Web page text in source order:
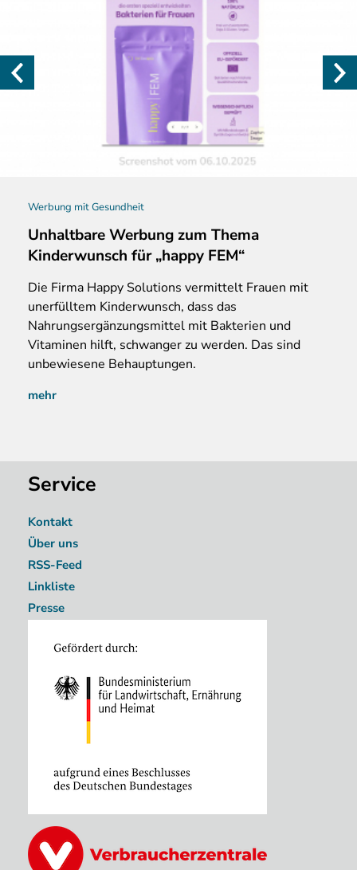
Werbung mit Gesundheit
Unhaltbare Werbung zum Thema
Kinderwunsch für „happy FEM“
Die Firma Happy Solutions vermittelt Frauen mit
unerfülltem Kinderwunsch, dass das
Nahrungsergänzungsmittel mit Bakterien und
Vitaminen hilft, schwanger zu werden. Das sind
unbewiesene Behauptungen.
mehr
Image
Service
Kontakt
Über uns
RSS-Feed
Linkliste
Presse